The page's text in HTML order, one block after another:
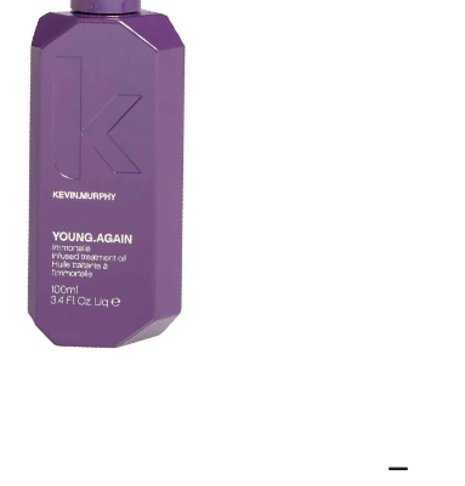
Kevin Murphy Session